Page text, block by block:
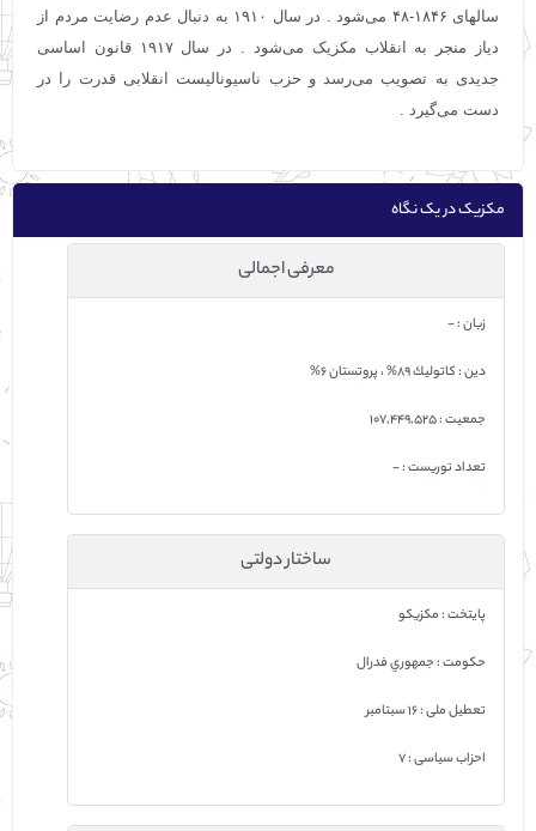
سالهای ۱۸۴۶-۴۸ می‌شود . در سال ۱۹۱۰ به دنبال عدم رضایت مردم از
دیاز منجر به انقلاب مکزیک می‌شود . در سال ۱۹۱۷ قانون اساسی
جدیدی به تصویب می‌رسد و حزب ناسیونالیست انقلابی قدرت را در
دست می‌گیرد .
مکزیک در یک نگاه
معرفی اجمالی
زبان : -
دين : كاتوليك 89% ، پروتستان 6%
جمعيت : 107,449,525
تعداد توریست : -
ساختار دولتی
پایتخت : مكزيكو
حکومت : جمهوري فدرال
تعطیل ملی : 16 سبتامبر
احزاب سیاسی : 7